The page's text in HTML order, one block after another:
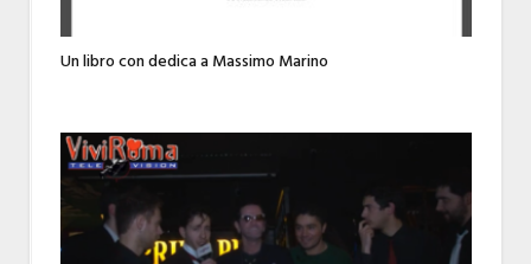
Un libro con dedica a Massimo Marino